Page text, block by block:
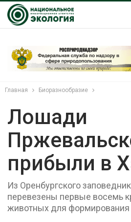
Главная Биоразнообразие
Лошади
прибыли в
Из Оренбургского
перевезены первые восемь
животных для формирования